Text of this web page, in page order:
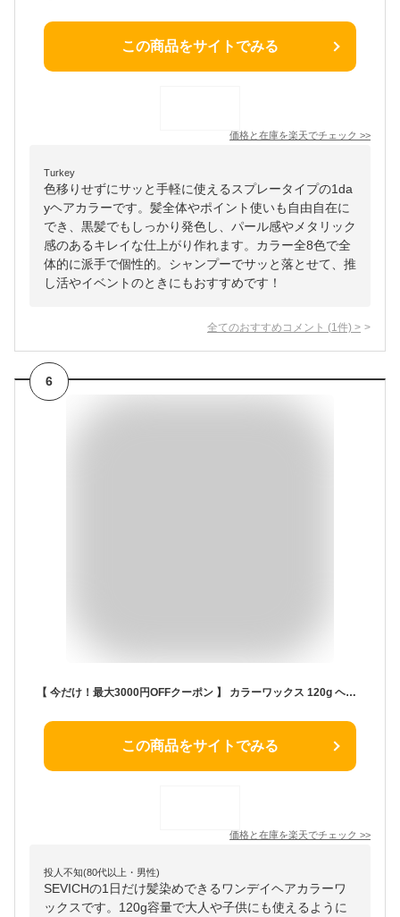
この商品をサイトでみる
価格と在庫を楽天でチェック >>
Turkey
色移りせずにサッと手軽に使えるスプレータイプの1da
yヘアカラーです。髪全体やポイント使いも自由自在に
でき、黒髪でもしっかり発色し、パール感やメタリック
感のあるキレイな仕上がり作れます。カラー全8色で全
体的に派手で個性的。シャンプーでサッと落とせて、推
し活やイベントのときにもおすすめです！
全てのおすすめコメント (1 件) >
6
【 今だけ！最大3000円OFFクーポン 】 カラーワックス 120g ヘアカラーワックス ワンデー ワンデイ スタイリング ワックス 整髪料 カラーリング ヘアカラー 髪染め コスプレ グレー 白 シルバー 赤 レッド ピンク 青 ブルー 紫 パープル 1day ヘア ハロウィン 仮装
この商品をサイトでみる
価格と在庫を楽天でチェック >>
投人不知(80代以上・男性)
SEVICHの1日だけ髪染めできるワンデイヘアカラーワ
ックスです。120g容量で大人や子供にも使えるように